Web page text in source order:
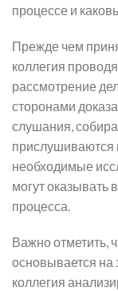
процессе и
Прежде чем
коллегия
рассмотрение
сторонами
слушания,
прислушиваются
необходимые
могут оказывать
процесса.
Важно отметить,
основывается на
коллегия